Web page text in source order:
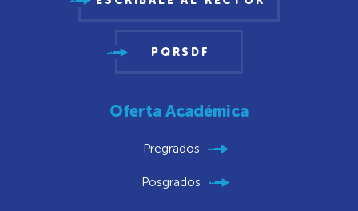
PQRSDF
Oferta Académica
Pregrados
Posgrados